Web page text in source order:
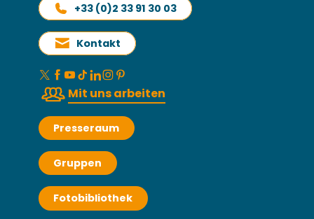
+33 (0)2 33 91 30 03
Kontakt
Mit uns arbeiten
Presseraum
Gruppen
Fotobibliothek